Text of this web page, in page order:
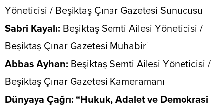
Yöneticisi / Beşiktaş Çınar Gazetesi Sunucusu
​Sabri Kayalı: Beşiktaş Semti Ailesi Yöneticisi /
Beşiktaş Çınar Gazetesi Muhabiri
​Abbas Ayhan: Beşiktaş Semti Ailesi Yöneticisi /
Beşiktaş Çınar Gazetesi Kameramanı
​Dünyaya Çağrı: “Hukuk, Adalet ve Demokrasi